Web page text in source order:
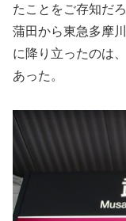
たことをご存知だろ
蒲田から東急多摩
に降り立ったのは
あった。